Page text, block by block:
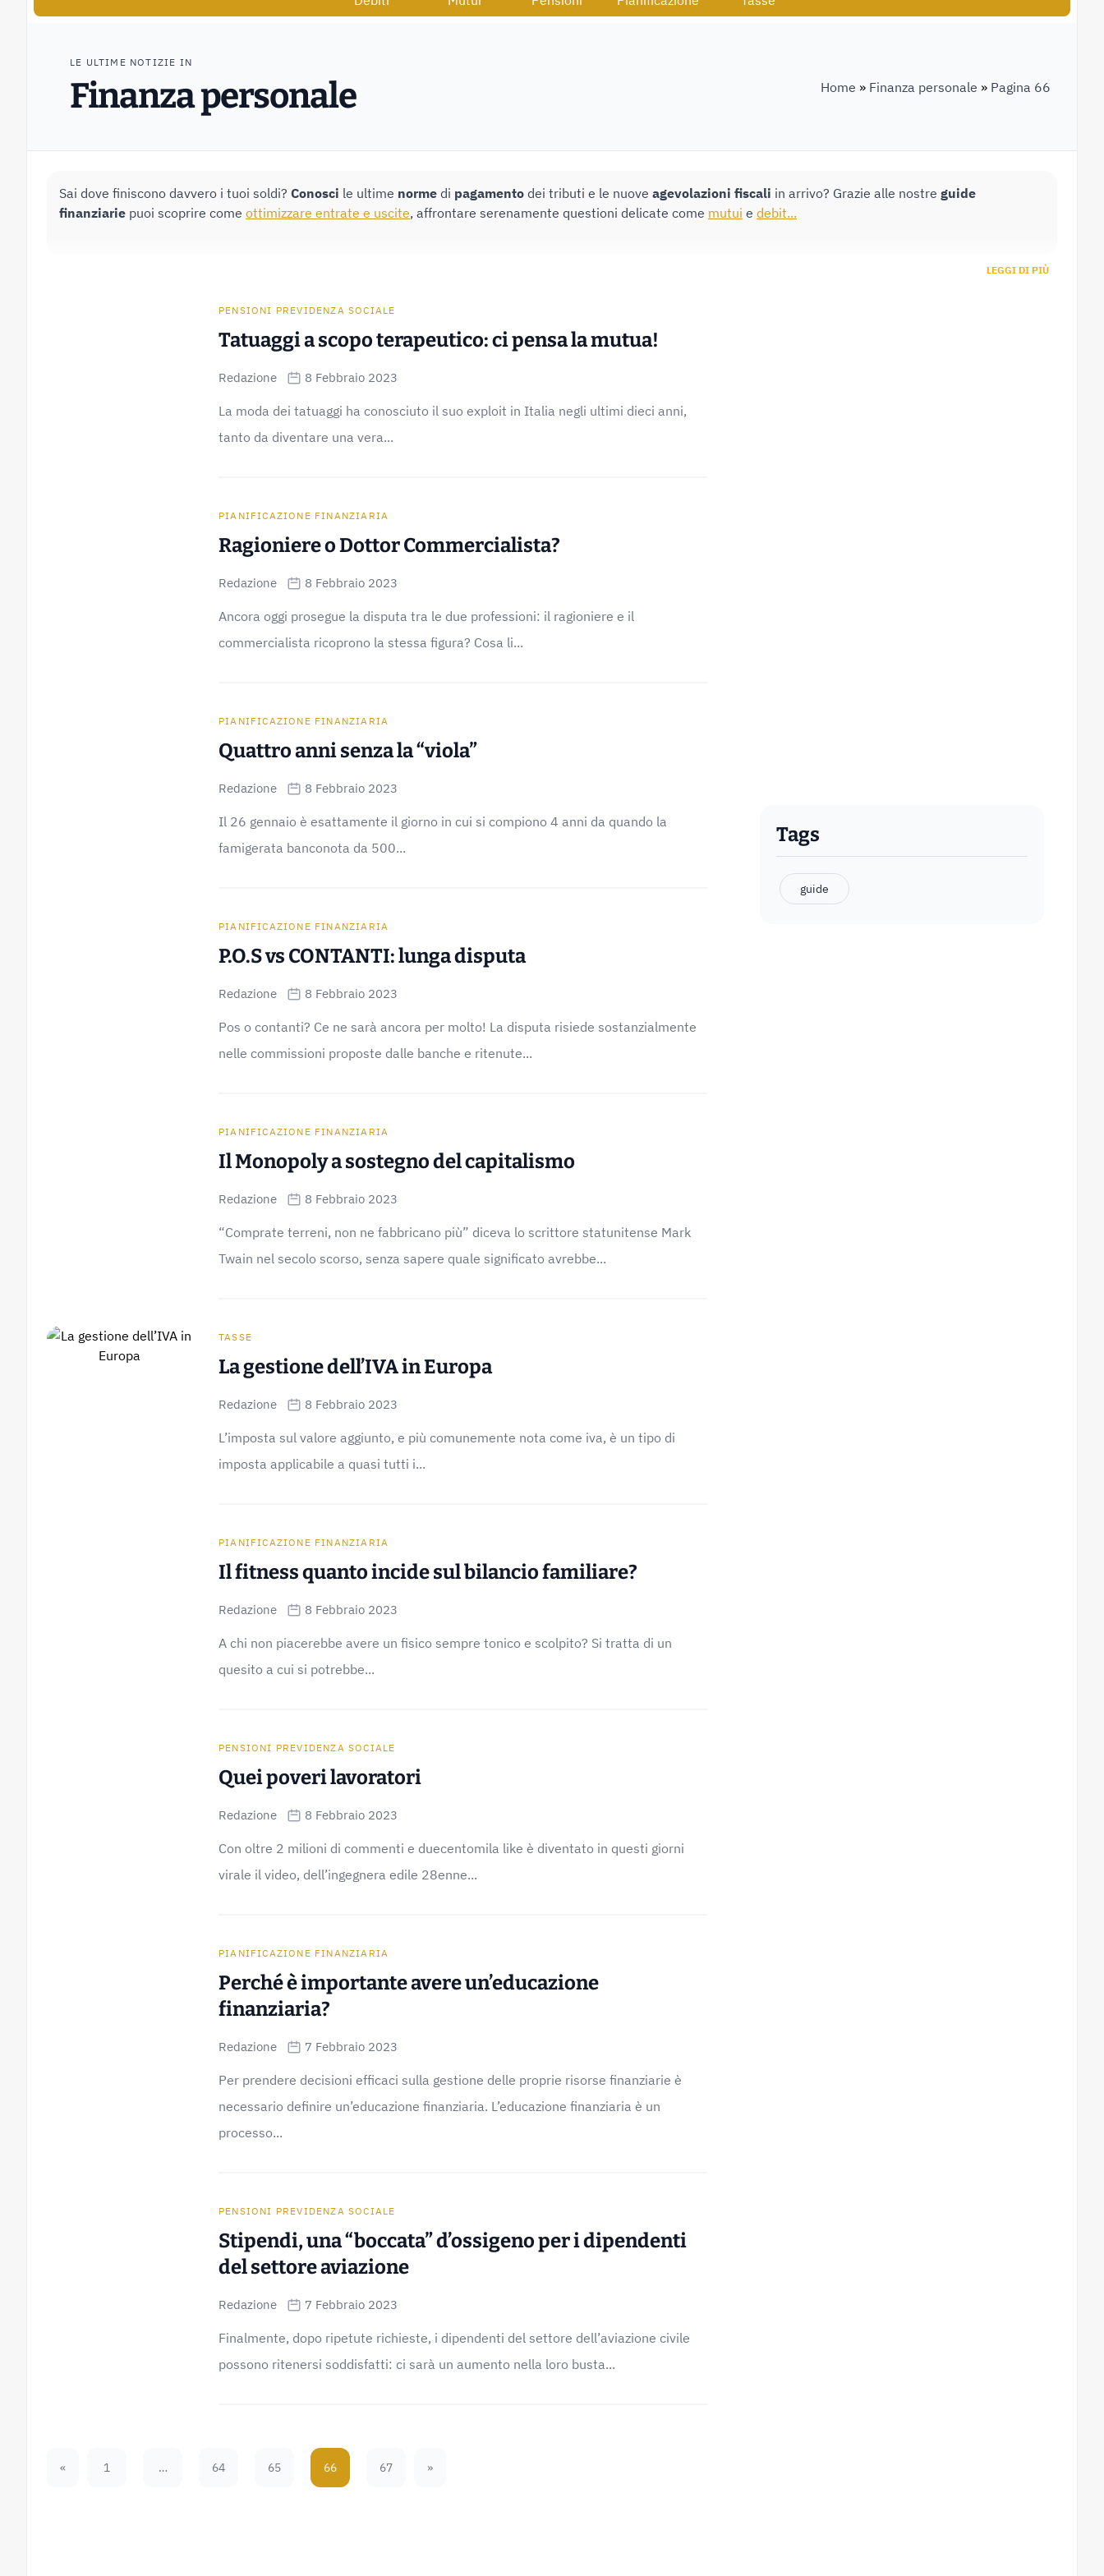
LE ULTIME NOTIZIE IN
Finanza personale Home » Finanza personale » Pagina 66
Sai dove finiscono davvero i tuoi soldi? Conosci le ultime norme di pagamento dei tributi e le nuove agevolazioni fiscali in arrivo? Grazie alle nostre guide
finanziarie puoi scoprire come ottimizzare entrate e uscite, affrontare serenamente questioni delicate come mutui e debit...
LEGGI DI PIÙ
PENSIONI PREVIDENZA SOCIALE
Tatuaggi a scopo terapeutico: ci pensa la mutua!
Redazione 8 Febbraio 2023
La moda dei tatuaggi ha conosciuto il suo exploit in Italia negli ultimi dieci anni,
tanto da diventare una vera...
PIANIFICAZIONE FINANZIARIA
Ragioniere o Dottor Commercialista?
Redazione 8 Febbraio 2023
Ancora oggi prosegue la disputa tra le due professioni: il ragioniere e il
commercialista ricoprono la stessa figura? Cosa li...
PIANIFICAZIONE FINANZIARIA
Quattro anni senza la “viola”
Redazione 8 Febbraio 2023
Il 26 gennaio è esattamente il giorno in cui si compiono 4 anni da quando la
famigerata banconota da 500...
PIANIFICAZIONE FINANZIARIA
P.O.S vs CONTANTI: lunga disputa
Redazione 8 Febbraio 2023
Pos o contanti? Ce ne sarà ancora per molto! La disputa risiede sostanzialmente
nelle commissioni proposte dalle banche e ritenute...
PIANIFICAZIONE FINANZIARIA
Il Monopoly a sostegno del capitalismo
Redazione 8 Febbraio 2023
“Comprate terreni, non ne fabbricano più” diceva lo scrittore statunitense Mark
Twain nel secolo scorso, senza sapere quale significato avrebbe...
TASSE
La gestione dell’IVA in Europa
Redazione 8 Febbraio 2023
L’imposta sul valore aggiunto, e più comunemente nota come iva, è un tipo di
imposta applicabile a quasi tutti i...
PIANIFICAZIONE FINANZIARIA
Il fitness quanto incide sul bilancio familiare?
Redazione 8 Febbraio 2023
A chi non piacerebbe avere un fisico sempre tonico e scolpito? Si tratta di un
quesito a cui si potrebbe...
PENSIONI PREVIDENZA SOCIALE
Quei poveri lavoratori
Redazione 8 Febbraio 2023
Con oltre 2 milioni di commenti e duecentomila like è diventato in questi giorni
virale il video, dell’ingegnera edile 28enne...
PIANIFICAZIONE FINANZIARIA
Perché è importante avere un’educazione
finanziaria?
Redazione 7 Febbraio 2023
Per prendere decisioni efficaci sulla gestione delle proprie risorse finanziarie è
necessario definire un’educazione finanziaria. L’educazione finanziaria è un
processo...
PENSIONI PREVIDENZA SOCIALE
Stipendi, una “boccata” d’ossigeno per i dipendenti
del settore aviazione
Redazione 7 Febbraio 2023
Finalmente, dopo ripetute richieste, i dipendenti del settore dell’aviazione civile
possono ritenersi soddisfatti: ci sarà un aumento nella loro busta...
«
Previous Page
1 … 64 65 66 67 Next Page
»
Tags
guide